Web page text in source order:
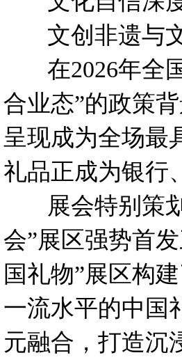
文创非遗与文
在2026年全国
合业态”的政策
呈现成为全场最
礼品正成为银行
展会特别策划
会”展区强势首
国礼物”展区构
一流水平的中国
元融合，打造沉